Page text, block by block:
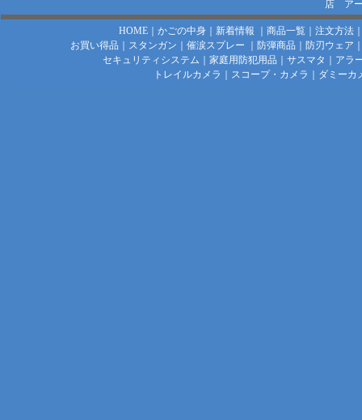
店
ア
HOME｜ かごの中身｜ 新着情報 商品一覧｜ 注文方法
お買い得品
スタンガン 催涙スプレー 防弾商品 防刃ウェア
セキュリティシステム
家庭用防犯用品 サスマタ
アラ
トレイルカメラ
スコープ・カメラ ダミーカ